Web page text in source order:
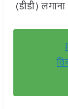
(डीडी) लगाना